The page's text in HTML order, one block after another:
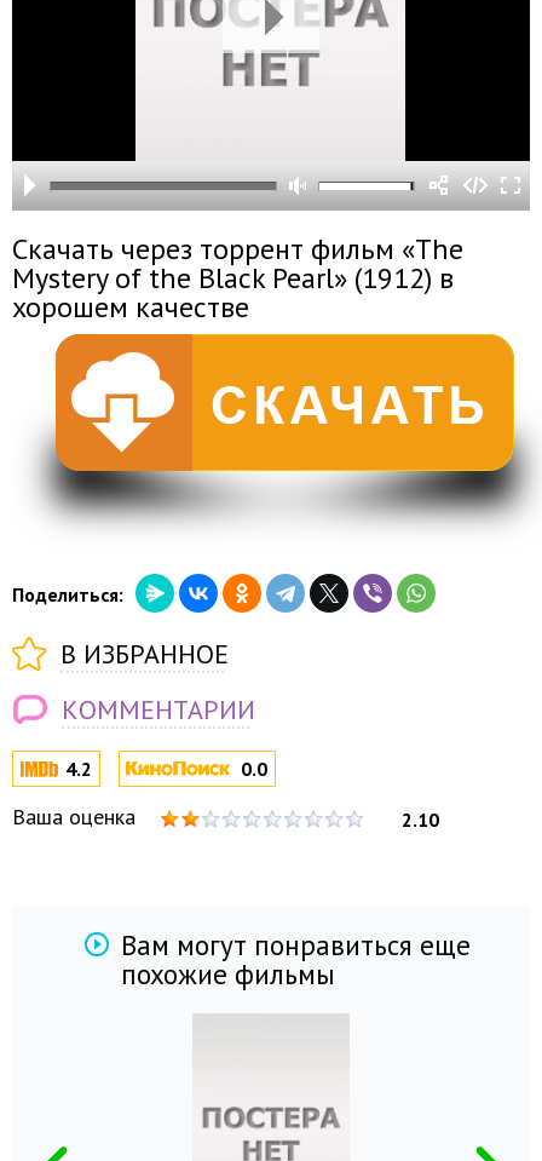
4.2 0.0
Ваша оценка 2.10
Скачать через торрент фильм «The
Mystery of the Black Pearl» (1912) в
хорошем качестве
Поделиться:
В ИЗБРАННОЕ
КОММЕНТАРИИ
Вам могут понравиться еще
похожие фильмы